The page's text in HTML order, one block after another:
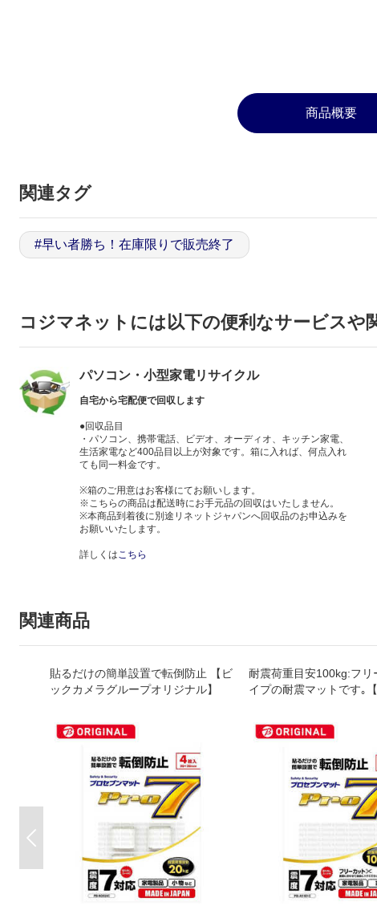
商品概要
関連タグ
#早い者勝ち！在庫限りで販売終了
コジマネットには以下の便利なサービスや
パソコン・小型家電リサイクル
自宅から宅配便で回収します
●回収品目
・パソコン、携帯電話、ビデオ、オーディオ、キッチン家電、
生活家電など400品目以上が対象です。箱に入れば、何点入れ
ても同一料金です。
※箱のご用意はお客様にてお願いします。
※こちらの商品は配送時にお手元品の回収はいたしません。
※本商品到着後に別途リネットジャパンへ回収品のお申込みを
お願いいたします。
詳しくはこちら
関連商品
貼るだけの簡単設置で転倒防止 【ビ
ックカメラグループオリジナル】
耐震荷重目安100kg:フリ
イプの耐震マットです｡【